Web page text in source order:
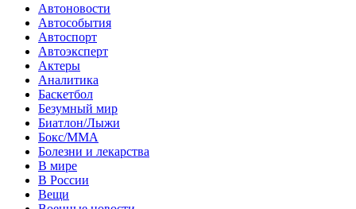
Автоновости
Автособытия
Автоспорт
Автоэксперт
Актеры
Аналитика
Баскетбол
Безумный мир
Биатлон/Лыжи
Бокс/MMA
Болезни и лекарства
В мире
В России
Вещи